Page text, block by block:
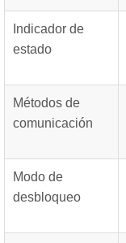
Indicador de
estado
Métodos de
comunicación
Modo de
desbloqueo